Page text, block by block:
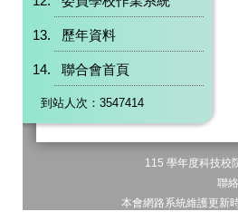
歷年資料
聯合會首頁
到站人次：3547414
115 學年度科技
聯
本會網路系統維護更新